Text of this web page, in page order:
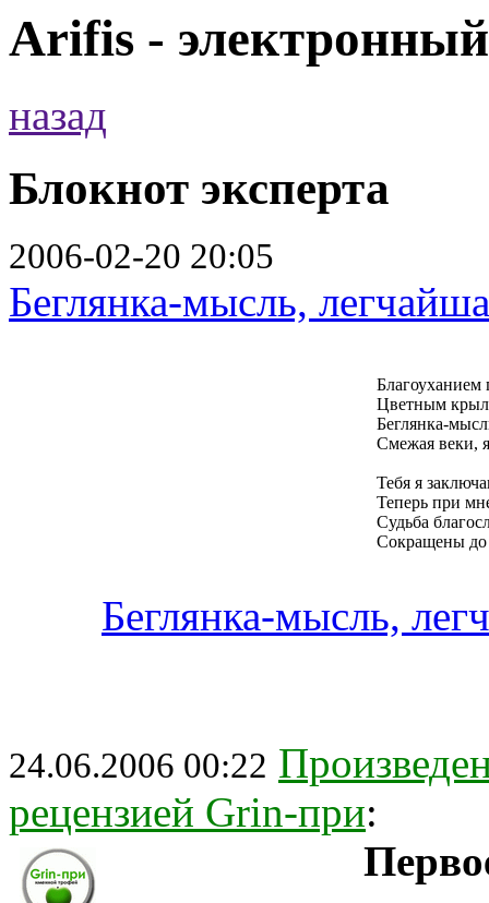
Arifis -
назад
Блокнот эксперта
2006-02-20 20:05
Беглянка-мысль,
Благоуханием
Цветным
Беглянка-
Смежая веки,
Тебя я
Теперь при
Судьба
Сокращены до
Беглянка-мысль,
24.06.2006 00:22
рецензией Grin-при: